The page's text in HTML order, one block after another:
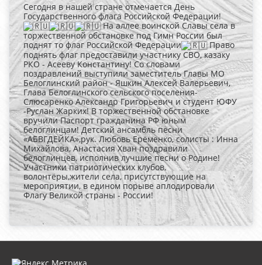
Сегодня в нашей стране отмечается День
Государственного флага Российской Федерации!
На аллее воинской Славы села в
торжественной обстановке под Гимн России был
поднят то флаг Российской Федерации
Право
поднять флаг предоставили участнику СВО, казаку
РКО - Асееву Константину! Со словами
поздравлений выступили заместитель Главы МО
Белоглинский район - Яшкин Алексей Валерьевич,
Глава Белоглинского сельского поселения-
Слюсаренко Александр Григорьевич и студент ЮФУ
-Руслан Жарких! В торжественной обстановке
вручили Паспорт гражданина РФ юным
белоглинцам! Детский ансамбль песни
«АБВГДЕЙКА»,рук. Любовь Ерёменко, солисты : Инна
Михайлова, Анастасия Хван поздравили
белоглинцев, исполнив лучшие песни о Родине!
Участники патриотических клубов,
волонтёры,жители села, присутствующие на
мероприятии, в едином порыве аплодировали
Флагу Великой страны - России!